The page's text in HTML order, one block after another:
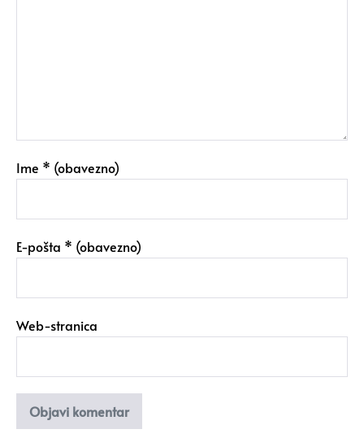
Ime * (obavezno)
E-pošta * (obavezno)
Web-stranica